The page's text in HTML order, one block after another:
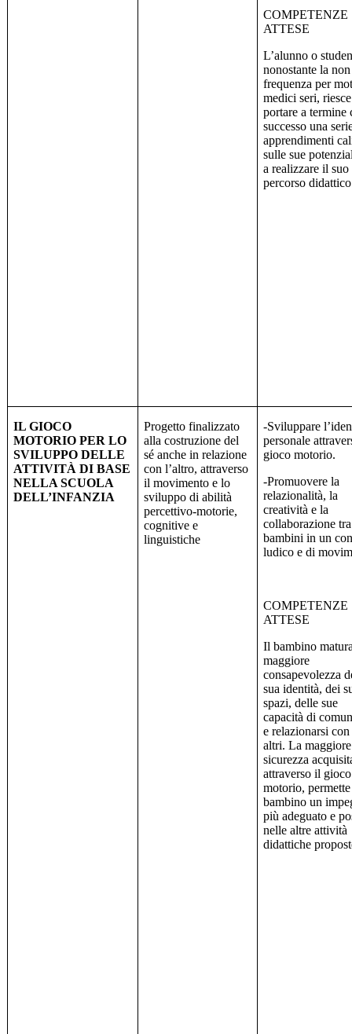
COMPETENZE
ATTESE
L’alunno o
nonostante la non
frequenza per
medici seri,
portare a termine
successo una
apprendimenti
sulle sue
a realizzare il suo
percorso
IL GIOCO
MOTORIO PER LO
SVILUPPO DELLE
ATTIVITÀ DI BASE
NELLA SCUOLA
DELL’INFANZIA
Progetto finalizzato
alla costruzione del
sé anche in relazione
con l’altro, attraverso
il movimento e lo
sviluppo di abilità
percettivo-motorie,
cognitive e
linguistiche
-Sviluppare
personale
gioco motorio.
-Promuovere la
relazionalità, la
creatività e la
collaborazione tra
bambini in un
ludico e di
COMPETENZE
ATTESE
Il bambino
maggiore
consapevolezza
sua identità, dei
spazi, delle sue
capacità di
e relazionarsi
altri. La maggiore
sicurezza
attraverso il gioco
motorio,
bambino un
più adeguato e
nelle altre attività
didattiche